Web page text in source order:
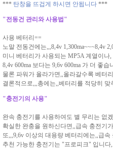
*** 탄창을 뜨겁게 하시면 안됩니다 ***
"전동건 관리와 사용법"
사용 베터리==
노말 전동건에는,,,8,4v 1,300ma~~~8,4v
미니 베터리가 사용되는 MP5A 계열이나
8,4v 600ma 보다는 9,6v 600ma 가 더 좋습
물론 파워가 올라가면,,올라갈수록 베터
결론적으로,,,총에는,,베터리를 적당히
"충전기의 사용"
완속 충전기를 사용하여도 별 무리는 없
확실한 완충을 원하신다면,,급속 충전기
또,,,9,6v 이상의 대용량 베터리에는,,급
추천 가능한 충전기는 "프로피크" 입니다,